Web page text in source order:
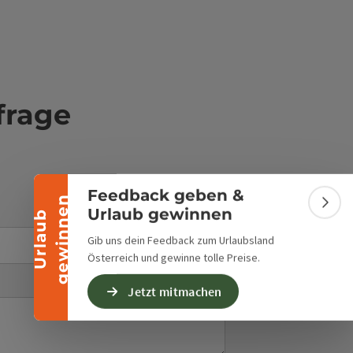
U
r
l
a
u
b
g
e
w
i
n
n
en
Banner einklappen
Feedback geben &
Urlaub gewinnen
Gib uns dein Feedback zum Urlaubsland
Österreich und gewinne tolle Preise.
Jetzt mitmachen
E-Mail *